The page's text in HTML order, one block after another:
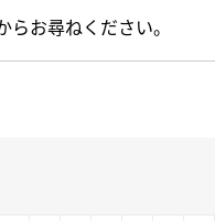
お尋ねください。